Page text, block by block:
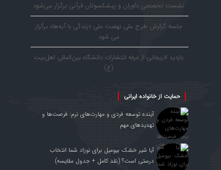
نشست تخصصی داوران و پیشکسوتان قرآنی برگزار می‌شود
جلسه گزارش طرح ملی نهضت ملی «زندگی با آیه‌ها» برگزار
می شود
بازدید لاریجانی از غرفه انتشارات دانشگاه بین‌المللی اهل‌بیت
(ع)
حمایت از خانواده ایرانی
آینده توسعه فردی و مهارت‌های نرم: فرصت‌ها و
تهدیدهای مهم
آیا شیر خشک بیومیل برای نوزاد شما انتخاب
درستی است؟ (نقد کامل + جدول مقایسه)